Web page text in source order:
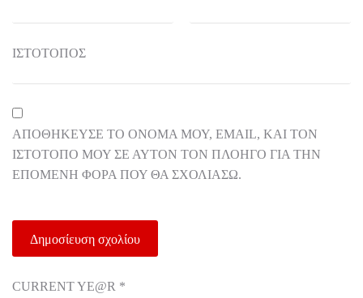
ΙΣΤΌΤΟΠΟΣ
ΑΠΟΘΉΚΕΥΣΕ ΤΟ ΌΝΟΜΆ ΜΟΥ, EMAIL, ΚΑΙ ΤΟΝ
ΙΣΤΌΤΟΠΟ ΜΟΥ ΣΕ ΑΥΤΌΝ ΤΟΝ ΠΛΟΗΓΌ ΓΙΑ ΤΗΝ
ΕΠΌΜΕΝΗ ΦΟΡΆ ΠΟΥ ΘΑ ΣΧΟΛΙΆΣΩ.
CURRENT YE@R *